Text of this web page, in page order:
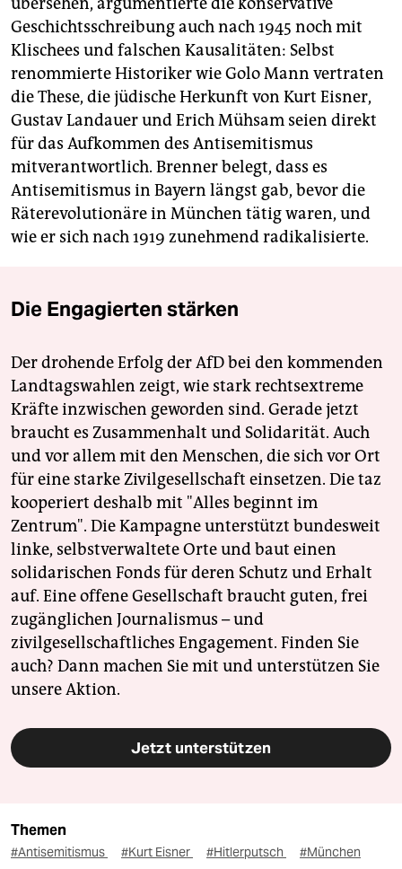
Geschichtsschreibung auch nach 1945 noch mit
Klischees und falschen Kausalitäten: Selbst
renommierte Historiker wie Golo Mann vertraten
die These, die jüdische Herkunft von Kurt Eisner,
Gustav Landauer und Erich Mühsam seien direkt
für das Aufkommen des Antisemitismus
mitverantwortlich. Brenner belegt, dass es
Antisemitismus in Bayern längst gab, bevor die
Räterevolutionäre in München tätig waren, und
wie er sich nach 1919 zunehmend radikalisierte.
Die Engagierten stärken
Der drohende Erfolg der AfD bei den kommenden
Landtagswahlen zeigt, wie stark rechtsextreme
Kräfte inzwischen geworden sind. Gerade jetzt
braucht es Zusammenhalt und Solidarität. Auch
und vor allem mit den Menschen, die sich vor Ort
für eine starke Zivilgesellschaft einsetzen. Die taz
kooperiert deshalb mit "Alles beginnt im
Zentrum". Die Kampagne unterstützt bundesweit
linke, selbstverwaltete Orte und baut einen
solidarischen Fonds für deren Schutz und Erhalt
auf. Eine offene Gesellschaft braucht guten, frei
zugänglichen Journalismus – und
zivilgesellschaftliches Engagement. Finden Sie
auch? Dann machen Sie mit und unterstützen Sie
unsere Aktion.
Jetzt unterstützen
Themen
#Antisemitismus #Kurt Eisner #Hitlerputsch
#München